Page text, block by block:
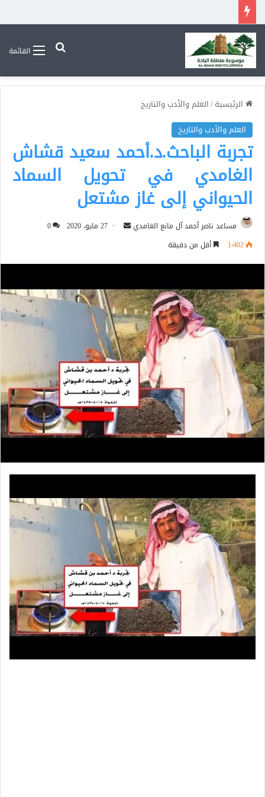
القائمةبحث عن
الرئيسية/العلم والأدب والتاريخ
العلم والأدب والتاريخ
تجربة الباحث.د.أحمد سعيد قشاش
الغامدي في تحويل السماد
الحيواني إلى غاز مشتعل
مساعد ناصر أحمد آل مانع الغامدي
أرسل 27 مايو، 2020
0
1٬402
أقل من دقيقة